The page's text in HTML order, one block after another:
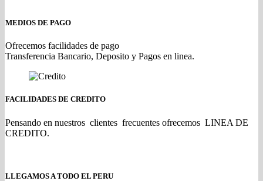
MEDIOS DE PAGO
Ofrecemos facilidades de pago
Transferencia Bancario, Deposito y Pagos en linea.
FACILIDADES DE CREDITO
Pensando en nuestros clientes frecuentes ofrecemos LINEA DE
CREDITO.
LLEGAMOS A TODO EL PERU